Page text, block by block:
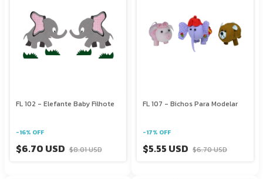
FL 102 - Elefante Baby Filhote
-16% OFF
$6.70 USD $8.01 USD
FL 107 - Bichos Para Modelar
-17% OFF
$5.55 USD $6.70 USD